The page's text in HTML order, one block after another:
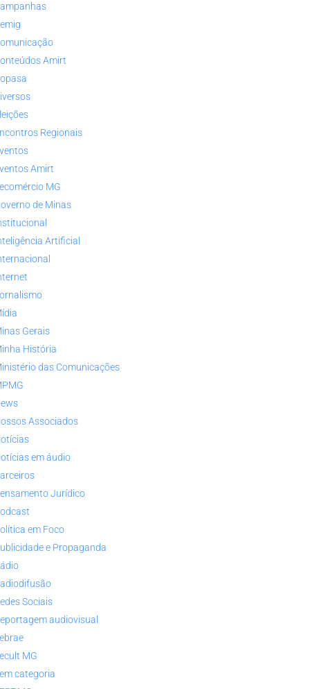
Amirt
Regionais
Amirt
MG
de Minas
Artificial
Gerais
História
das Comunicações
Associados
em áudio
Jurídico
em Foco
e Propaganda
Sociais
audiovisual
MG
categoria